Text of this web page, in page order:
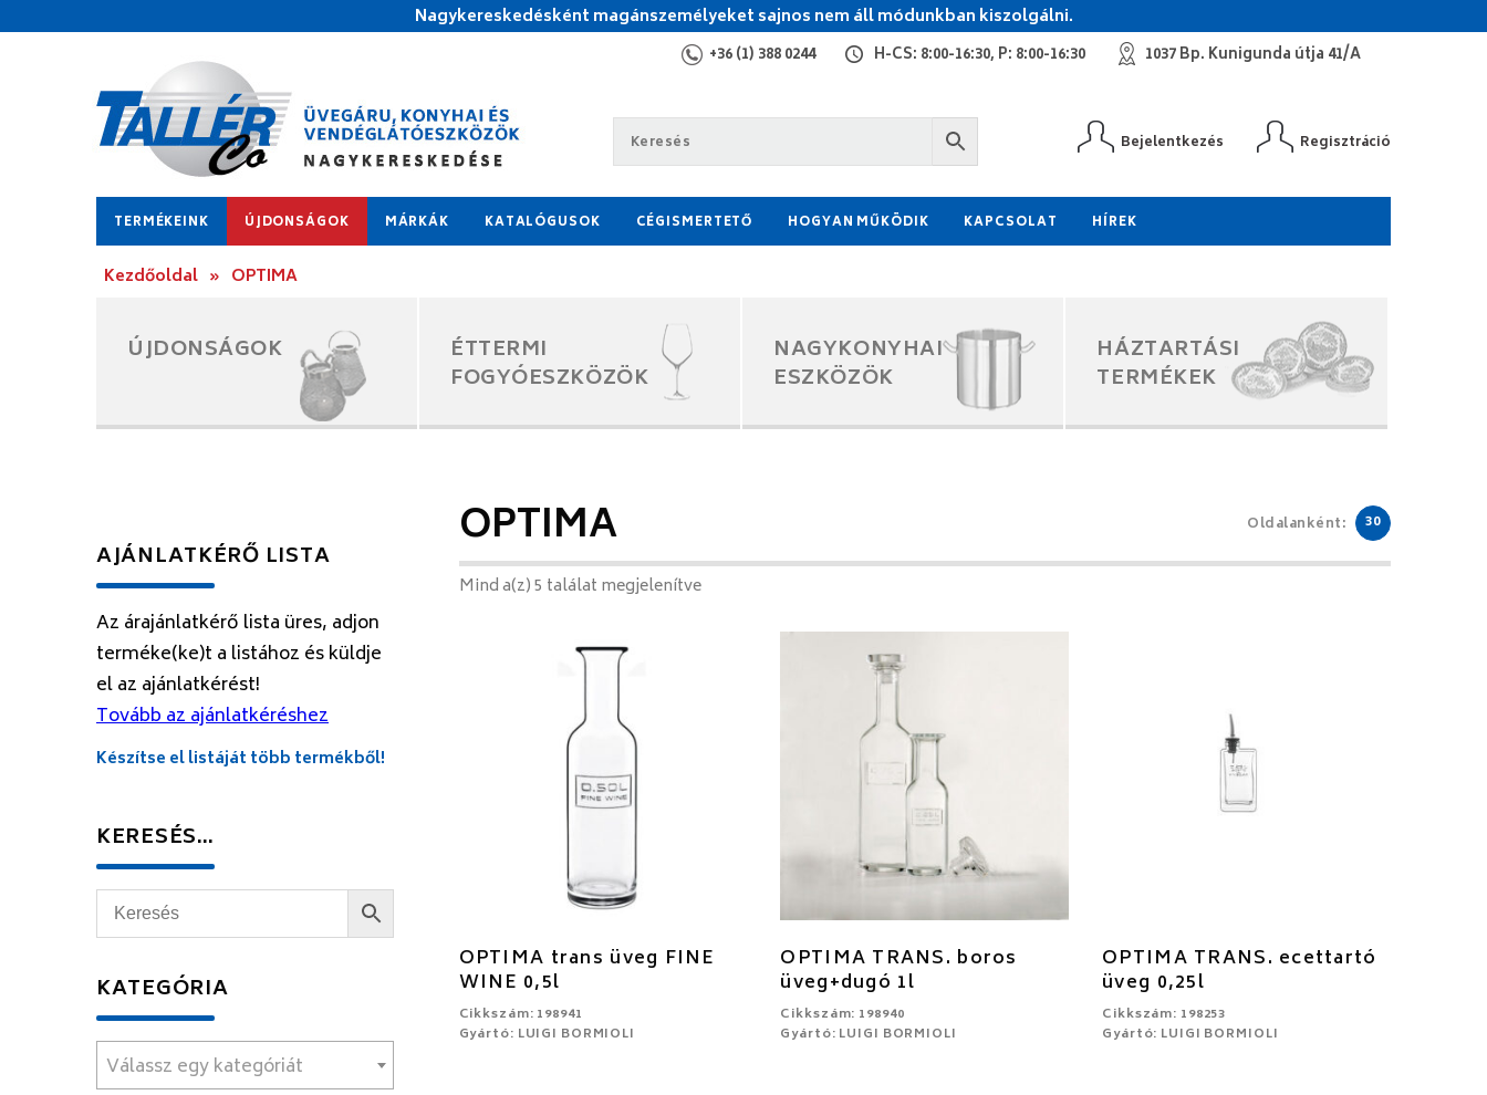
Nagykereskedésként magánszemélyeket sajnos nem áll módunkban kiszolgálni.
+36 (1) 388 0244 H-CS: 8:00-16:30, P: 8:00-16:30 1037 Bp. Kunigunda útja 41/A
Bejelentkezés Regisztráció
TERMÉKEINK ÚJDONSÁGOK MÁRKÁK KATALÓGUSOK CÉGISMERTETŐ HOGYAN MŰKÖDIK KAPCSOLAT HÍREK
Kezdőoldal » OPTIMA
ÚJDONSÁGOK
ÉTTERMI
FOGYÓESZKÖZÖK
NAGYKONYHAI
ESZKÖZÖK
HÁZTARTÁSI
TERMÉKEK
AJÁNLATKÉRŐ LISTA
Az árajánlatkérő lista üres, adjon
terméke(ke)t a listához és küldje
el az ajánlatkérést!
Tovább az ajánlatkéréshez
Készítse el listáját több termékből!
KERESÉS…
KATEGÓRIA
Válassz egy kategóriát
OPTIMA Oldalanként: 30
Mind a(z) 5 találat megjelenítve
OPTIMA trans üveg FINE
WINE 0,5l
Cikkszám: 198941
Gyártó: LUIGI BORMIOLI
OPTIMA TRANS. boros
üveg+dugó 1l
Cikkszám: 198940
Gyártó: LUIGI BORMIOLI
OPTIMA TRANS. ecettartó
üveg 0,25l
Cikkszám: 198253
Gyártó: LUIGI BORMIOLI